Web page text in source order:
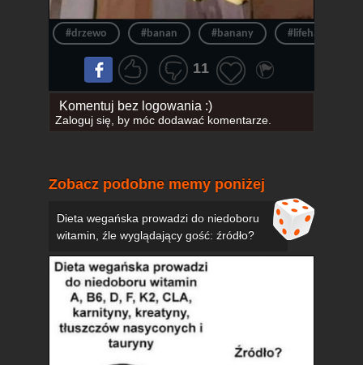
#drzewo #banan #banany #lifehack
11
Komentuj bez logowania :)
Zaloguj się, by móc dodawać komentarze.
Zobacz podobne memy poniżej
Dieta wegańska prowadzi do niedoboru
witamin, źle wyglądający gość: źródło?